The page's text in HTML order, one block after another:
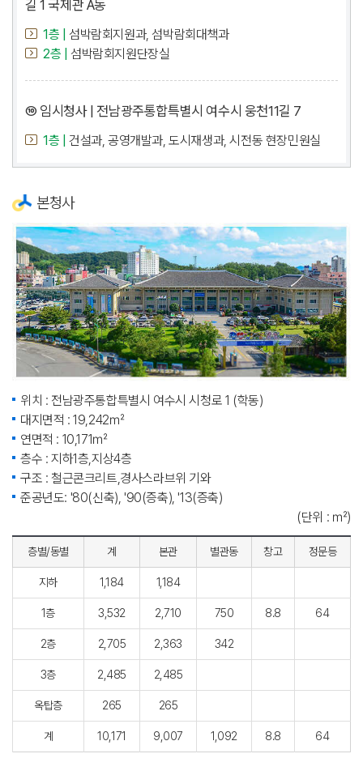
길 1 국제관 A동
1층 |
섬박람회지원과, 섬박람회대책과
2층 |
섬박람회지원단장실
⑩ 임시청사 | 전남광주통합특별시 여수시 웅천11길 7
1층 | 건설과, 공영개발과, 도시재생과, 시전동 현장민원실
본청사
위치 : 전남광주통합특별시 여수시 시청로 1 (학동)
대지면적 : 19,242㎡
연면적 : 10,171㎡
층수 : 지하1층,지상4층
구조 : 철근콘크리트,경사스라브위 기와
준공년도: '80(신축), '90(증축), '13(증축)
(단위 : ㎡)
층별/동별 계 본관 별관동 창고 정문등
지하 1,184 1,184
1층 3,532 2,710 750 8.8 64
2층 2,705 2,363 342
3층 2,485 2,485
옥탑층 265 265
계 10,171 9,007 1,092 8.8 64